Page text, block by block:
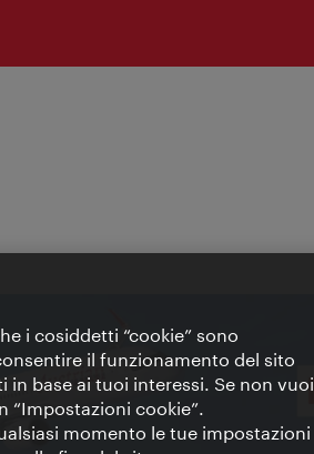
i cosiddetti “cookie” sono
il funzionamento del sito
base ai tuoi interessi. Se non vuoi
“Impostazioni cookie”.
momento le tue impostazioni